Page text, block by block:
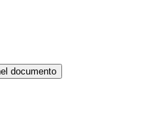
documento